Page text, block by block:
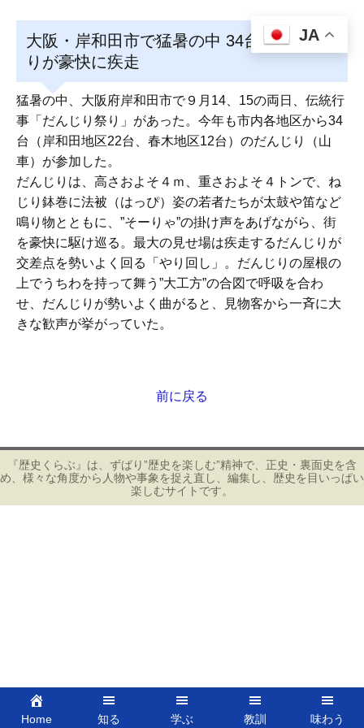
大阪・岸和田市で猛暑の中 34台のだんじ
りが豪快に疾走
猛暑の中、大阪府岸和田市で９月14、15の両日、伝統行
事「だんじり祭り」があった。今年も市内各地区から34
台（岸和田地区22台、春木地区12台）のだんじり（山
車）が参加した。
だんじりは、高さおよそ４ｍ、重さおよそ４トンで、ね
じり鉢巻に法被（はっぴ）姿の若者たちが太鼓や笛など
鳴り物とともに、”そーりゃ”の掛け声をあげながら、街
を豪快に駆け巡る。最大の見せ場は疾走するだんじりが
交差点を勢いよく回る「やり回し」。だんじりの屋根の
上でうちわを持って舞う”大工方”の合図で呼吸を合わ
せ、だんじりが勢いよく曲がると、見物客から一斉に大
きな歓声が挙がっていた。
ナ
ビ
ゲ
ー
前に戻る
『歴史くらぶ』は、ずばり”歴史を楽しむ”精神で、正史・裏面史を含
め、様々な角度から人物や事象を捉え直し、編集し、歴史を目いっぱい
楽しむサイトです。
Home 知る 学ぶ 教訓 味わう
JA